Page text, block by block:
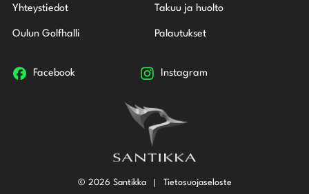
© 2026 Santikka Tietosuojaseloste
Yhteystiedot
Oulun Golfhalli
Takuu ja huolto
Palautukset
Facebook Instagram